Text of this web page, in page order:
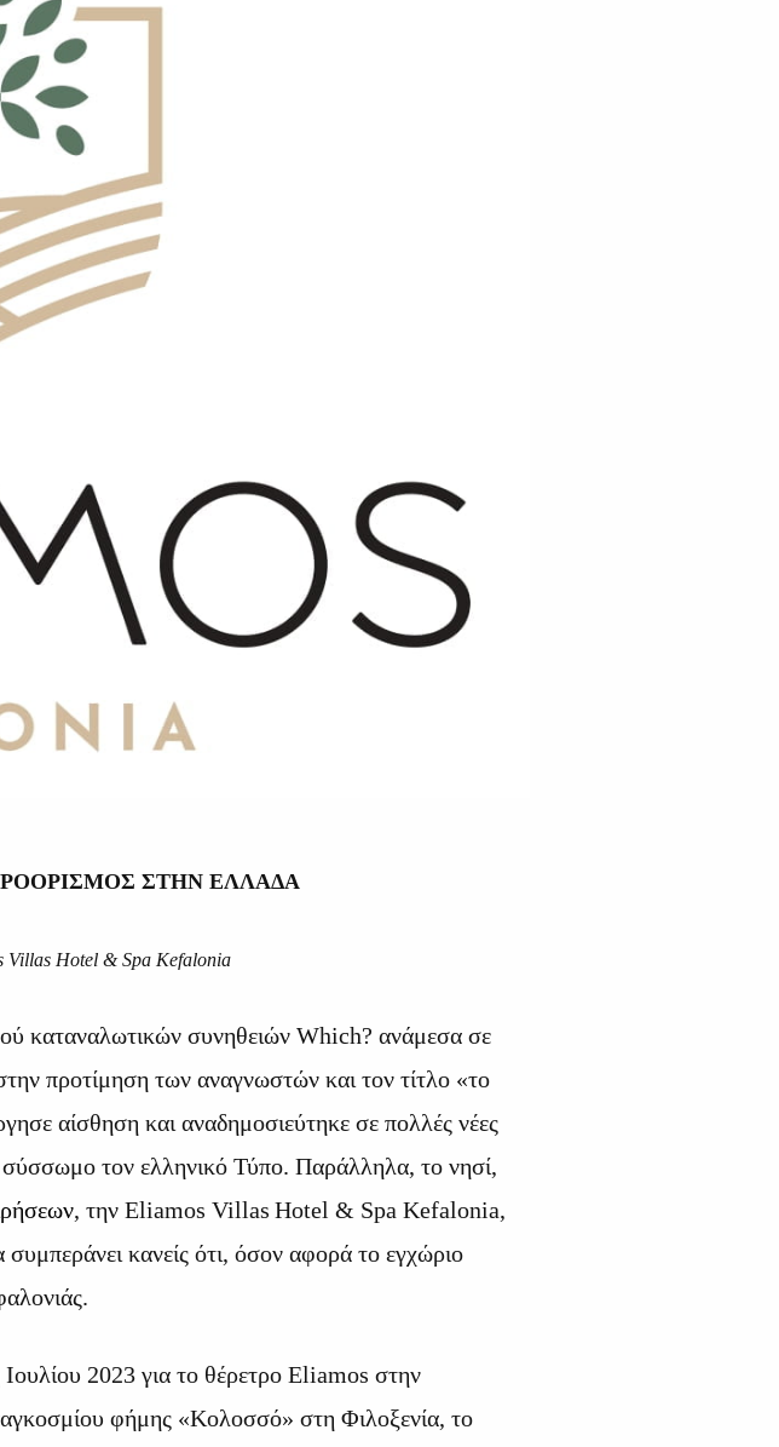
ΣΤΗΝ ΕΛΛΑΔΑ
Villas Hotel & Spa Kefalonia
καταναλωτικών συνηθειών Which? ανάμεσα σε
προτίμηση των αναγνωστών και τον τίτλο «το
αίσθηση και αναδημοσιεύτηκε σε πολλές νέες
σύσσωμο τον ελληνικό Τύπο. Παράλληλα, το νησί,
, την Eliamos Villas Hotel & Spa Kefalonia,
κανείς ότι, όσον αφορά το εγχώριο
2023 για το θέρετρο Eliamos στην
φήμης «Κολοσσό» στη Φιλοξενία, το